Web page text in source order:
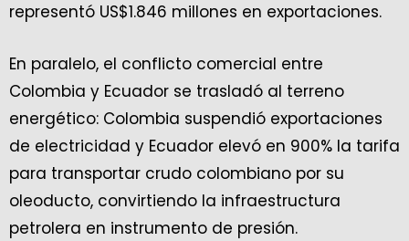
representó US$1.846 millones en exportaciones.
En paralelo, el conflicto comercial entre
Colombia y Ecuador se trasladó al terreno
energético: Colombia suspendió exportaciones
de electricidad y Ecuador elevó en 900% la tarifa
para transportar crudo colombiano por su
oleoducto, convirtiendo la infraestructura
petrolera en instrumento de presión.